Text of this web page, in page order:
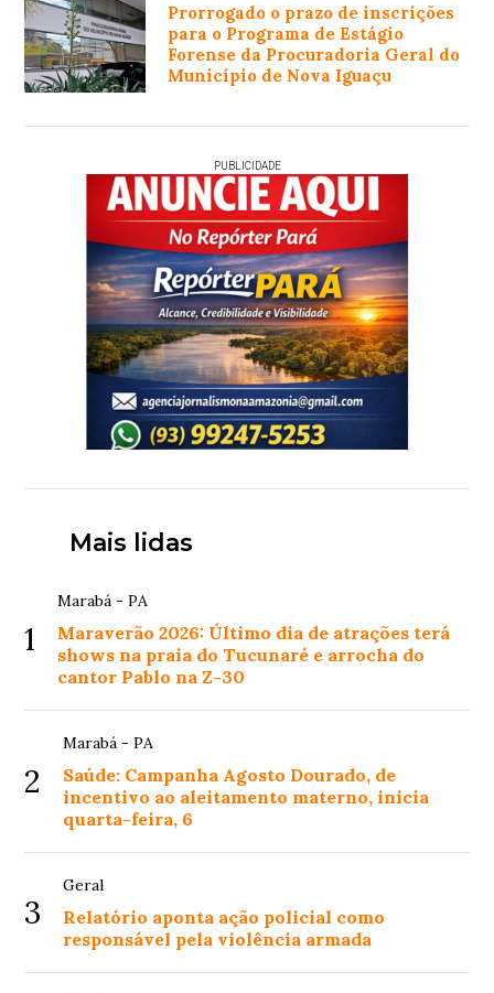
Prorrogado o prazo de inscrições
para o Programa de Estágio
Forense da Procuradoria Geral do
Município de Nova Iguaçu
PUBLICIDADE
Mais lidas
1
Marabá - PA
Maraverão 2026: Último dia de atrações terá
shows na praia do Tucunaré e arrocha do
cantor Pablo na Z-30
2
Marabá - PA
Saúde: Campanha Agosto Dourado, de
incentivo ao aleitamento materno, inicia
quarta-feira, 6
3
Geral
Relatório aponta ação policial como
responsável pela violência armada